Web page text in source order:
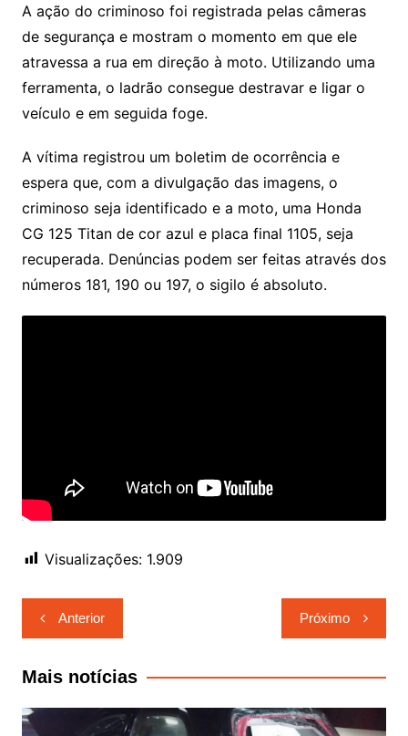
A ação do criminoso foi registrada pelas câmeras
de segurança e mostram o momento em que ele
atravessa a rua em direção à moto. Utilizando uma
ferramenta, o ladrão consegue destravar e ligar o
veículo e em seguida foge.
A vítima registrou um boletim de ocorrência e
espera que, com a divulgação das imagens, o
criminoso seja identificado e a moto, uma Honda
CG 125 Titan de cor azul e placa final 1105, seja
recuperada. Denúncias podem ser feitas através dos
números 181, 190 ou 197, o sigilo é absoluto.
Visualizações: 1.909
Navegação
de
Post
Anterior Próximo
Mais notícias